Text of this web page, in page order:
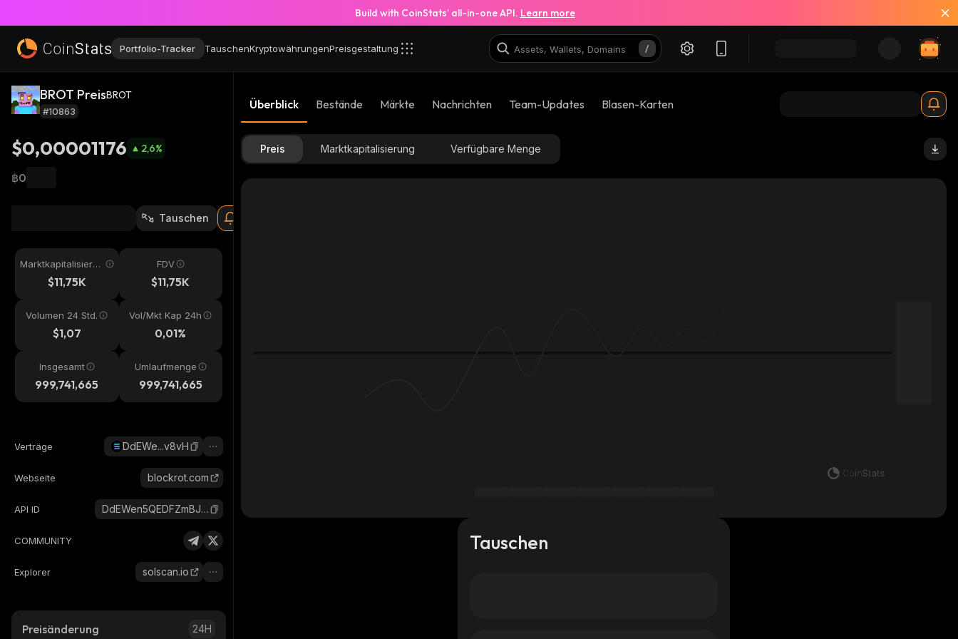
Build with CoinStats’ all-in-one API. Learn more
Portfolio-Tracker TauschenKryptowährungenPreisgestaltung
BROT PreisBROT
#10863
$0,00001176 2,6%
฿0
Tauschen
Marktkapitalisieru
$11,75K
FDV
$11,75K
Volumen 24 Std.
$1,07
Vol/Mkt Kap 24h
0,01%
Insgesamt
999,741,665
Umlaufmenge
999,741,665
Verträge DdEWe...v8vH
Webseite blockrot.com
API ID DdEWen5QEDFZmBJLscgwY81mbZLNZ642zMuR5YLVv8vH_solana
COMMUNITY
Explorer solscan.io
Preisänderung 24H
Überblick Bestände Märkte Nachrichten Team-Updates Blasen-Karten
Preis Marktkapitalisierung Verfügbare Menge
Tauschen